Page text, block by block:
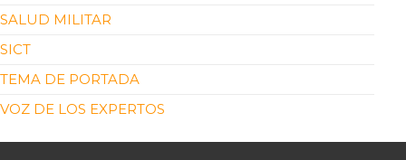
SALUD MILITAR
SICT
TEMA DE PORTADA
VOZ DE LOS EXPERTOS